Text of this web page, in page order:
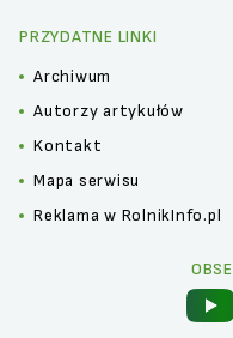
PRZYDATNE LINKI
Archiwum
Autorzy artykułów
Kontakt
Mapa serwisu
Reklama w RolnikInfo.pl